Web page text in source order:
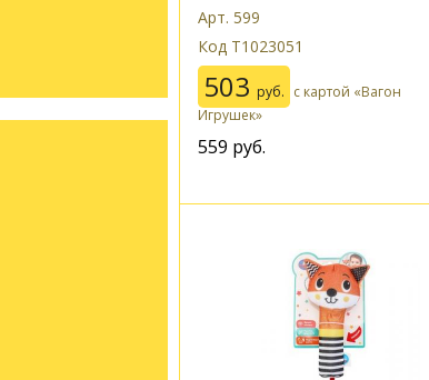
Арт. 599
Код Т1023051
503 руб. с картой «Вагон
Игрушек»
559 руб.